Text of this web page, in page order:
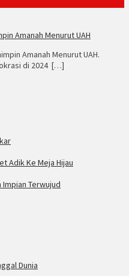
Amanah Menurut UAH
Amanah Menurut UAH.
di 2024 […]
Adik Ke Meja Hijau
Terwujud
Dunia